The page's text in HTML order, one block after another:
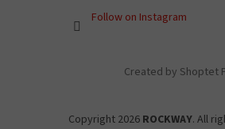
Follow on Instagram
Created by Shoptet
Copyright 2026 ROCKWAY. All